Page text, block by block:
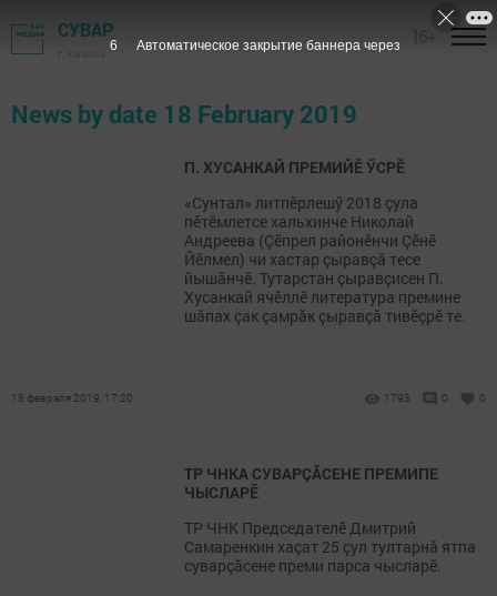
СУВАР
News by date 18 February 2019
П. ХУСАНКАЙ ПРЕМИЙӖ ӲСРӖ
«Сунтал» литпӗрлешӳ 2018 çула
пӗтӗмлетсе хальхинче Николай
Андреева (Çӗпрел районӗнчи Çӗнӗ
Йӗлмел) чи хастар çыравçă тесе
йышăнчӗ. Тутарстан çыравçисен П.
Хусанкай ячӗллӗ литература премине
шăпах çак çамрăк çыравçă тивӗçрӗ те.
18 февраля 2019, 17:20 1793 0 0
ТР ЧНКА СУВАРÇĂСЕНЕ ПРЕМИПЕ
ЧЫСЛАРӖ
ТР ЧНК Председателӗ Дмитрий
Самаренкин хаçат 25 çул тултарнă ятпа
суварçăсене преми парса чысларӗ.
6 Автоматическое закрытие баннера через